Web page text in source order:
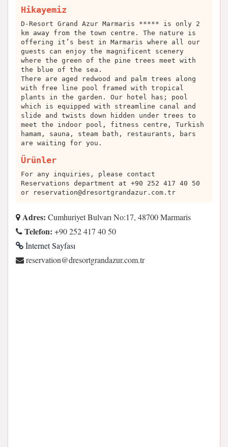
Hikayemiz
D-Resort Grand Azur Marmaris ***** is only 2
km away from the town centre. The nature is
offering it’s best in Marmaris where all our
guests can enjoy the magnificent scenery
where the green of the pine trees meet with
the blue of the sea.
There are aged redwood and palm trees along
with free line pool framed with tropical
plants in the garden. Our hotel has; pool
which is equipped with streamline canal and
slide and twists down hidden under trees to
meet the indoor pool, fitness centre, Turkish
hamam, sauna, steam bath, restaurants, bars
are waiting for you.
Ürünler
For any inquiries, please contact
Reservations department at +90 252 417 40 50
or
reservation@dresortgrandazur.com.tr
Adres: Cumhuriyet Bulvarı No:17, 48700 Marmaris
Telefon: +90 252 417 40 50
İnternet Sayfası
rt.moc.ruzadnargtroserd@noitavreser